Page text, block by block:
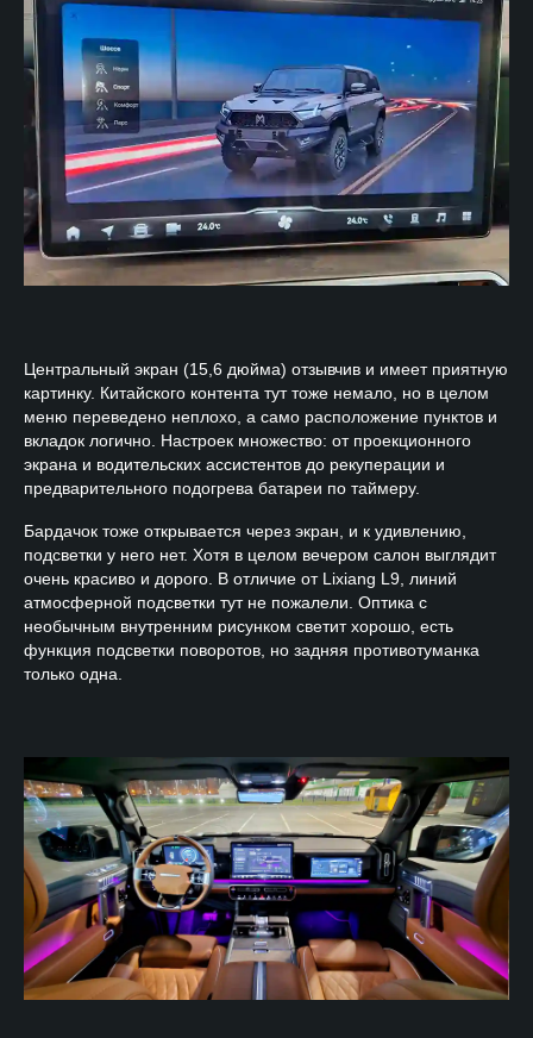
Центральный экран (15,6 дюйма) отзывчив и имеет приятную
картинку. Китайского контента тут тоже немало, но в целом
меню переведено неплохо, а само расположение пунктов и
вкладок логично. Настроек множество: от проекционного
экрана и водительских ассистентов до рекуперации и
предварительного подогрева батареи по таймеру.
Бардачок тоже открывается через экран, и к удивлению,
подсветки у него нет. Хотя в целом вечером салон выглядит
очень красиво и дорого. В отличие от Lixiang L9, линий
атмосферной подсветки тут не пожалели. Оптика с
необычным внутренним рисунком светит хорошо, есть
функция подсветки поворотов, но задняя противотуманка
только одна.